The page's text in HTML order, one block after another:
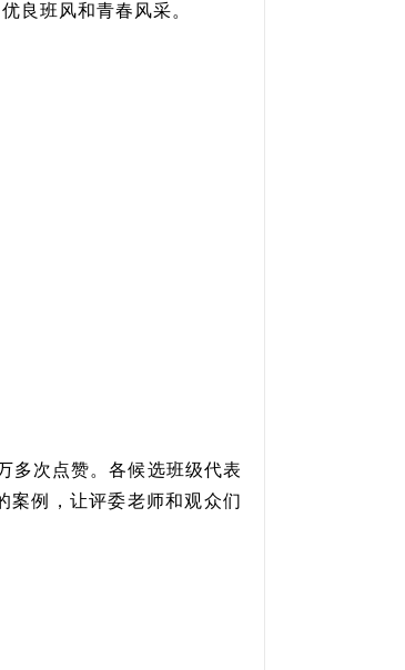
良班风和青春风采。
多次点赞。各候选班级代表
案例，让评委老师和观众们